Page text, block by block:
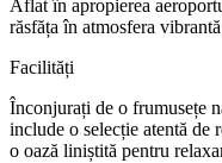
Aflat în apropierea
răsfăța în atmosfera
Facilități
Înconjurați de o frumusețe
include o selecție atentă de
o oază liniștită pentru